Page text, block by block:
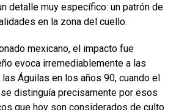
detalle muy específico: un patrón de
en la zona del cuello.
mexicano, el impacto fue
evoca irremediablemente a las
Águilas en los años 90, cuando el
distinguía precisamente por esos
que hoy son considerados de culto.